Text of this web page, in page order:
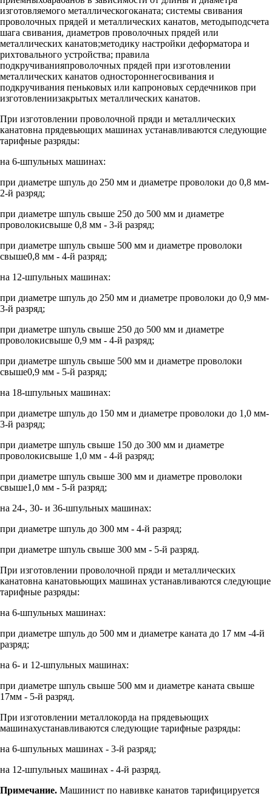
изготовляемого металлическогоканата; системы свивания
проволочных прядей и металлических канатов, методыподсчета
шага свивания, диаметров проволочных прядей или
металлических канатов;методику настройки деформатора и
рихтовального устройства; правила
подкручиванияпроволочных прядей при изготовлении
металлических канатов одностороннегосвивания и
подкручивания пеньковых или капроновых сердечников при
изготовлениизакрытых металлических канатов.
При изготовлении проволочной пряди и металлических
канатовна прядевьющих машинах устанавливаются следующие
тарифные разряды:
на 6-шпульных машинах:
при диаметре шпуль до 250 мм и диаметре проволоки до 0,8 мм-
2-й разряд;
при диаметре шпуль свыше 250 до 500 мм и диаметре
проволокисвыше 0,8 мм - 3-й разряд;
при диаметре шпуль свыше 500 мм и диаметре проволоки
свыше0,8 мм - 4-й разряд;
на 12-шпульных машинах:
при диаметре шпуль до 250 мм и диаметре проволоки до 0,9 мм-
3-й разряд;
при диаметре шпуль свыше 250 до 500 мм и диаметре
проволокисвыше 0,9 мм - 4-й разряд;
при диаметре шпуль свыше 500 мм и диаметре проволоки
свыше0,9 мм - 5-й разряд;
на 18-шпульных машинах:
при диаметре шпуль до 150 мм и диаметре проволоки до 1,0 мм-
3-й разряд;
при диаметре шпуль свыше 150 до 300 мм и диаметре
проволокисвыше 1,0 мм - 4-й разряд;
при диаметре шпуль свыше 300 мм и диаметре проволоки
свыше1,0 мм - 5-й разряд;
на 24-, 30- и 36-шпульных машинах:
при диаметре шпуль до 300 мм - 4-й разряд;
при диаметре шпуль свыше 300 мм - 5-й разряд.
При изготовлении проволочной пряди и металлических
канатовна канатовьющих машинах устанавливаются следующие
тарифные разряды:
на 6-шпульных машинах:
при диаметре шпуль до 500 мм и диаметре каната до 17 мм -4-й
разряд;
на 6- и 12-шпульных машинах:
при диаметре шпуль свыше 500 мм и диаметре каната свыше
17мм - 5-й разряд.
При изготовлении металлокорда на прядевьющих
машинахустанавливаются следующие тарифные разряды:
на 6-шпульных машинах - 3-й разряд;
на 12-шпульных машинах - 4-й разряд.
Примечание. Машинист по навивке канатов тарифицируется